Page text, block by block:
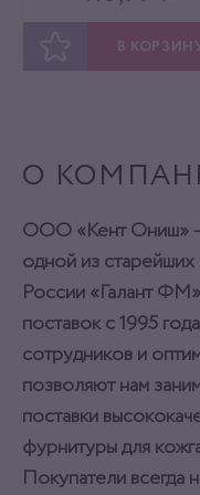
В
О
ООО «Кент Ониш» —
одной из
России «Галант
поставок с 1995
сотрудников и
позволяют нам
поставки
фурнитуры для
Покупатели всегда